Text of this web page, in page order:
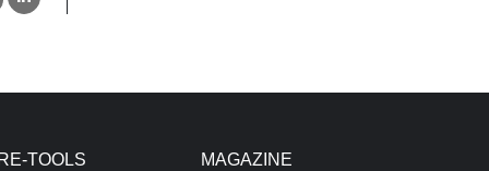
TOOLS MAGAZINE